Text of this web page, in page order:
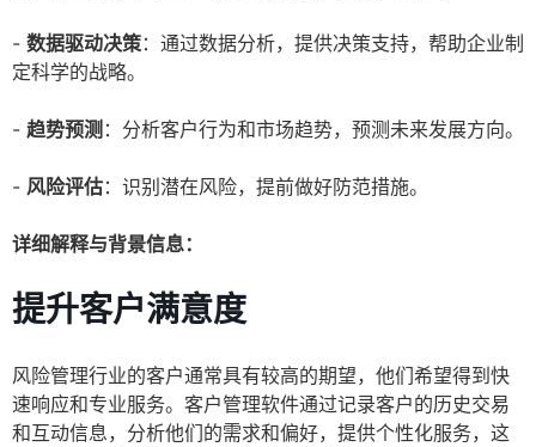
- 数据驱动决策：通过数据分析，提供决策支持，帮助企业制
定科学的战略。
- 趋势预测 ：分析客户行为和市场趋势，预测未来发展方向。
- 风险评估：识别潜在风险，提前做好防范措施。
详细解释与背景信息：
提升客户满意度
风险管理行业的客户通常具有较高的期望，他们希望得到快
速响应和专业服务。客户管理软件通过记录客户的历史交易
和互动信息，分析他们的需求和偏好，提供个性化服务，这